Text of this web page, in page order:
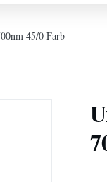
45/0 Farb